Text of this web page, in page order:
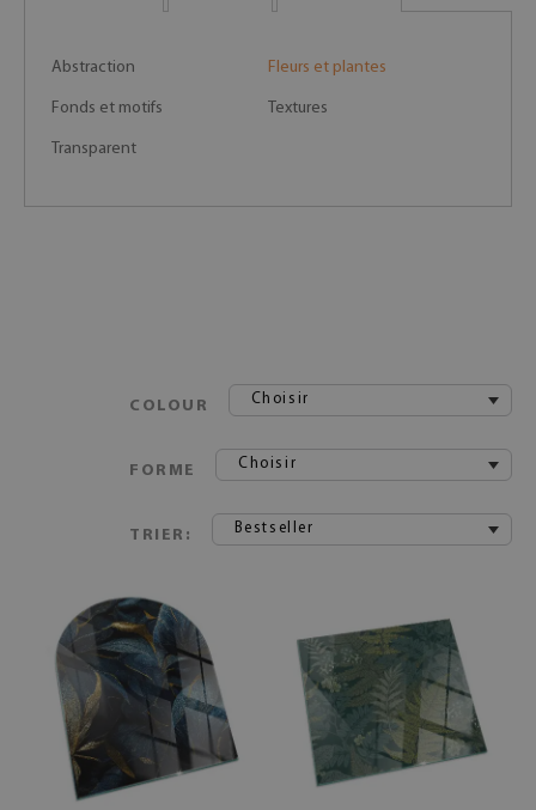
Abstraction Fleurs et plantes
Fonds et motifs Textures
Transparent
COLOUR Choisir
FORME Choisir
TRIER: Bestseller